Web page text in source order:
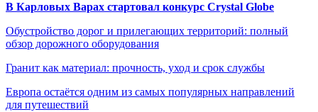
В Карловых Варах стартовал конкурс Crystal Globe
Обустройство дорог и прилегающих территорий: полный
обзор дорожного оборудования
Гранит как материал: прочность, уход и срок службы
Европа остаётся одним из самых популярных направлений
для путешествий